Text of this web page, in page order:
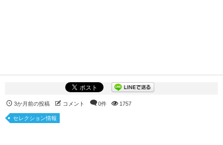
3か月前の投稿 コメント 0件 1757
セレクション情報